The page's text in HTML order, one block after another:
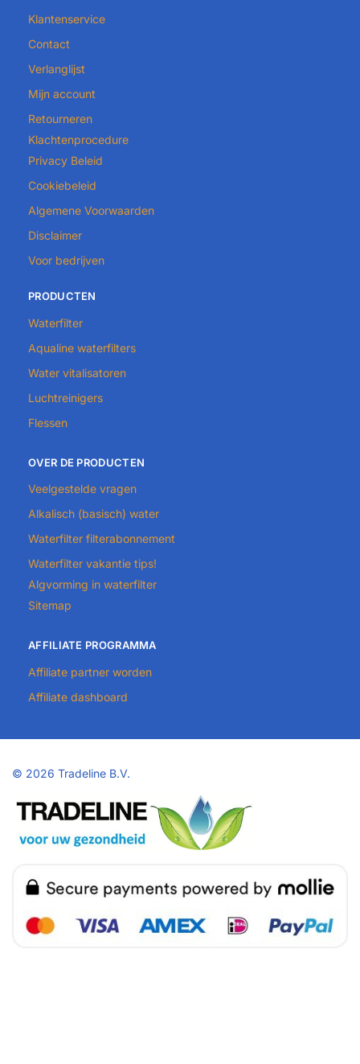
Klantenservice
Contact
Verlanglijst
Mijn account
Retourneren
Klachtenprocedure
Privacy Beleid
Cookiebeleid
Algemene Voorwaarden
Disclaimer
Voor bedrijven
PRODUCTEN
Waterfilter
Aqualine waterfilters
Water vitalisatoren
Luchtreinigers
Flessen
OVER DE PRODUCTEN
Veelgestelde vragen
Alkalisch (basisch) water
Waterfilter filterabonnement
Waterfilter vakantie tips!
Algvorming in waterfilter
Sitemap
AFFILIATE PROGRAMMA
Affiliate partner worden
Affiliate dashboard
© 2026 Tradeline B.V.